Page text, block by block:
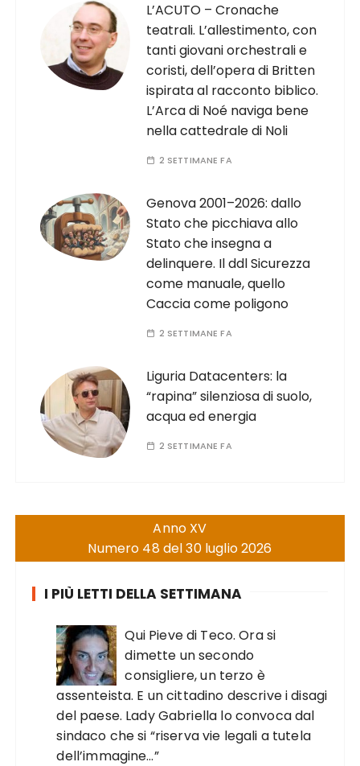
L’ACUTO – Cronache
teatrali. L’allestimento, con
tanti giovani orchestrali e
coristi, dell’opera di Britten
ispirata al racconto biblico.
L’Arca di Noé naviga bene
nella cattedrale di Noli
2 SETTIMANE FA
Genova 2001–2026: dallo
Stato che picchiava allo
Stato che insegna a
delinquere. Il ddl Sicurezza
come manuale, quello
Caccia come poligono
2 SETTIMANE FA
Liguria Datacenters: la
“rapina” silenziosa di suolo,
acqua ed energia
2 SETTIMANE FA
Anno XV
Numero 48 del 30 luglio 2026
I PIÙ LETTI DELLA SETTIMANA
Qui Pieve di Teco. Ora si
dimette un secondo
consigliere, un terzo è
assenteista. E un cittadino descrive i disagi
del paese. Lady Gabriella lo convoca dal
sindaco che si “riserva vie legali a tutela
dell’immagine…”